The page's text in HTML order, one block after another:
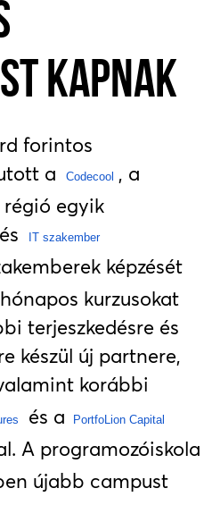
KAPNAK
forintos
a
Codecool , a
régió egyik
és IT szakember
képzését
kurzusokat
terjeszkedésre és
készül új partnere,
korábbi
és a PortfoLion Capital
A programozóiskola
újabb campust